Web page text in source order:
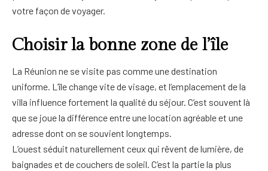
votre façon de voyager.
Choisir la bonne zone de l’île
La Réunion ne se visite pas comme une destination
uniforme. L’île change vite de visage, et l’emplacement de la
villa influence fortement la qualité du séjour. C’est souvent là
que se joue la différence entre une location agréable et une
adresse dont on se souvient longtemps.
L’ouest séduit naturellement ceux qui rêvent de lumière, de
baignades et de couchers de soleil. C’est la partie la plus